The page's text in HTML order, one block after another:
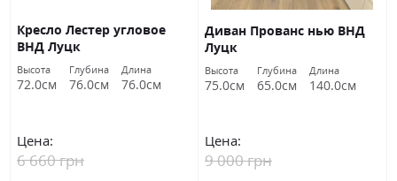
Кресло Лестер угловое
ВНД Луцк
Высота
72.0см
Глубина
76.0см
Длина
76.0см
Цена:
6 660 грн
Диван Прованс нью ВНД
Луцк
Высота
75.0см
Глубина
65.0см
Длина
140.0см
Цена:
9 000 грн